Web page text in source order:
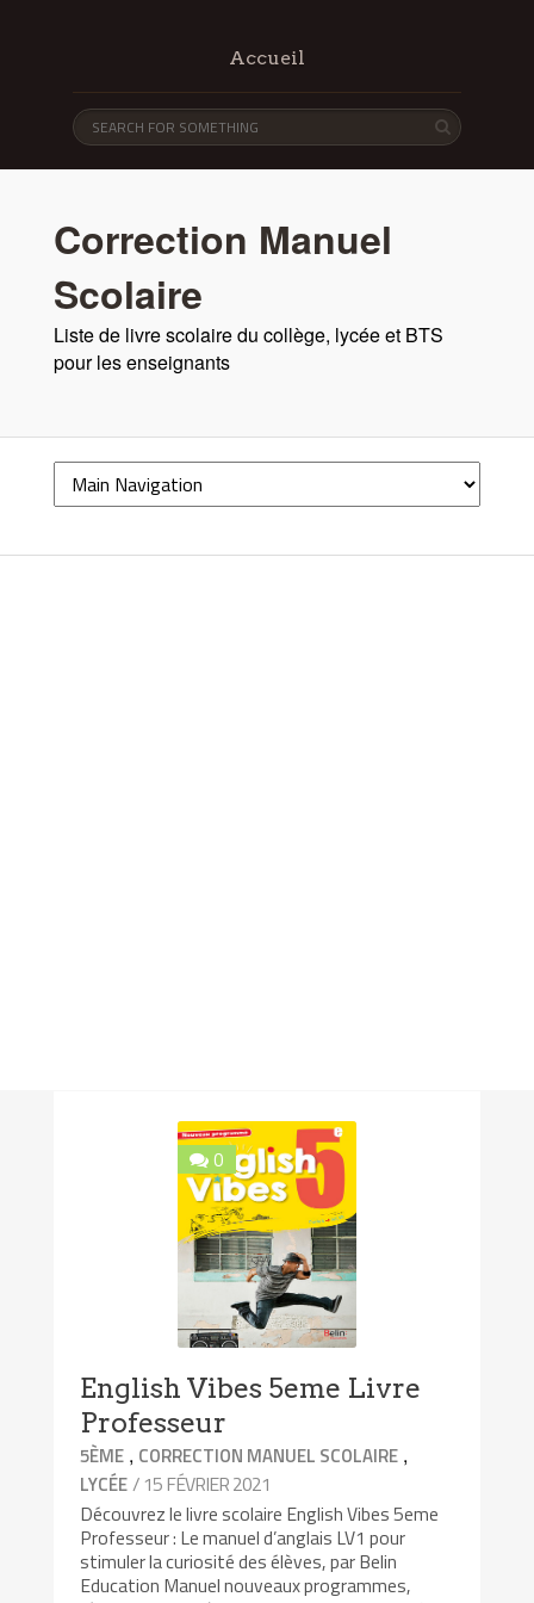
Accueil
Correction Manuel
Scolaire
Liste de livre scolaire du collège, lycée et BTS
pour les enseignants
0
English Vibes 5eme Livre
Professeur
5ÈME , CORRECTION MANUEL SCOLAIRE ,
LYCÉE/ 15 FÉVRIER 2021
Découvrez le livre scolaire English Vibes 5eme
Professeur : Le manuel d’anglais LV1 pour
stimuler la curiosité des élèves, par Belin
Education Manuel nouveaux programmes,